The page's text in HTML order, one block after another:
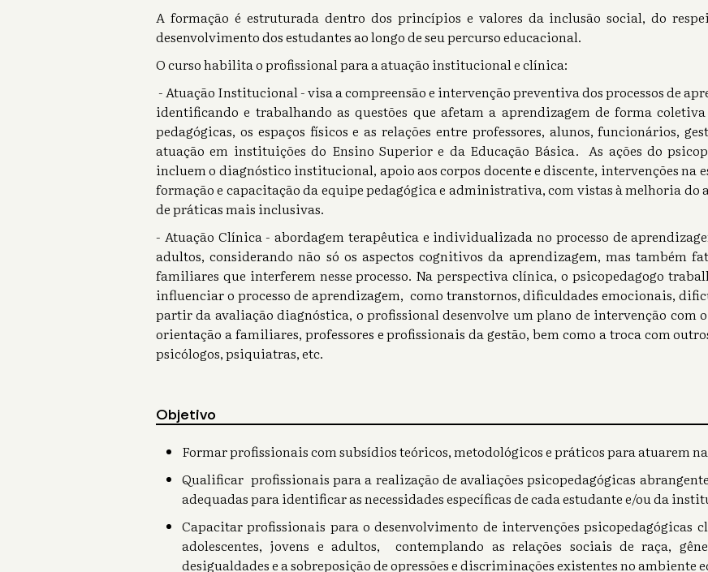
A formação é estruturada dentro dos princípios e valores da inclusão social, do
desenvolvimento dos estudantes ao longo de seu percurso educacional.
O curso habilita o profissional para a atuação institucional e clínica:
- Atuação Institucional - visa a compreensão e intervenção preventiva dos processos de
identificando e trabalhando as questões que afetam a aprendizagem de forma
pedagógicas, os espaços físicos e as relações entre professores, alunos, funcionários,
atuação em instituições do Ensino Superior e da Educação Básica. As ações do
incluem o diagnóstico institucional, apoio aos corpos docente e discente, intervenções
formação e capacitação da equipe pedagógica e administrativa, com vistas à melhoria do
de práticas mais inclusivas.
- Atuação Clínica - abordagem terapêutica e individualizada no processo de
adultos, considerando não só os aspectos cognitivos da aprendizagem, mas também
familiares que interferem nesse processo. Na perspectiva clínica, o psicopedagogo
influenciar o processo de aprendizagem, como transtornos, dificuldades emocionais,
partir da avaliação diagnóstica, o profissional desenvolve um plano de intervenção
orientação a familiares, professores e profissionais da gestão, bem como a troca com
psicólogos, psiquiatras, etc.
Objetivo
Formar profissionais com subsídios teóricos, metodológicos e práticos para atuarem
Qualificar profissionais para a realização de avaliações psicopedagógicas
adequadas para identificar as necessidades específicas de cada estudante e/ou da
Capacitar profissionais para o desenvolvimento de intervenções psicopedagógicas
adolescentes, jovens e adultos, contemplando as relações sociais de raça,
desigualdades e a sobreposição de opressões e discriminações existentes no ambiente